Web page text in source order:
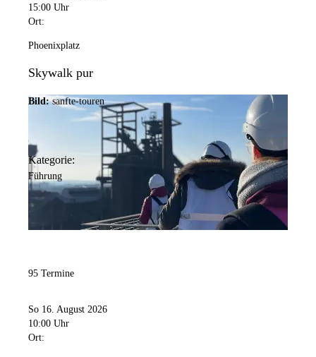
15:00 Uhr
Ort:
Phoenixplatz
Skywalk pur
Bild: sanfte-touren
Kategorie:
Führung
95 Termine
So 16. August 2026
10:00 Uhr
Ort: